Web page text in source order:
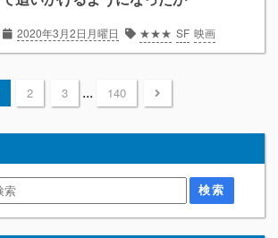
2020年3月2日月曜日 ★★★ SF 映画
2 3 ... 140